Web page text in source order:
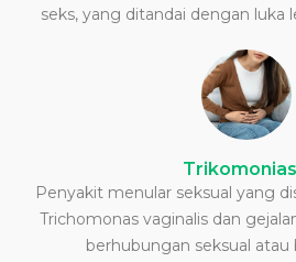
seks, yang ditandai dengan luka
Penyakit menular seksual yang
Trichomonas vaginalis dan
berhubungan seksual atau